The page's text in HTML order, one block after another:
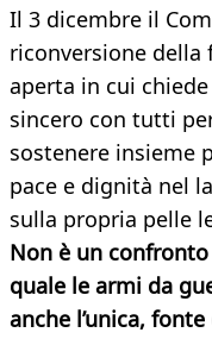
Il 3 dicembre il
riconversione della
aperta in cui
sincero con tutti
sostenere insieme
pace e dignità nel
sulla propria pelle
Non è un
quale le armi da
anche l’unica,